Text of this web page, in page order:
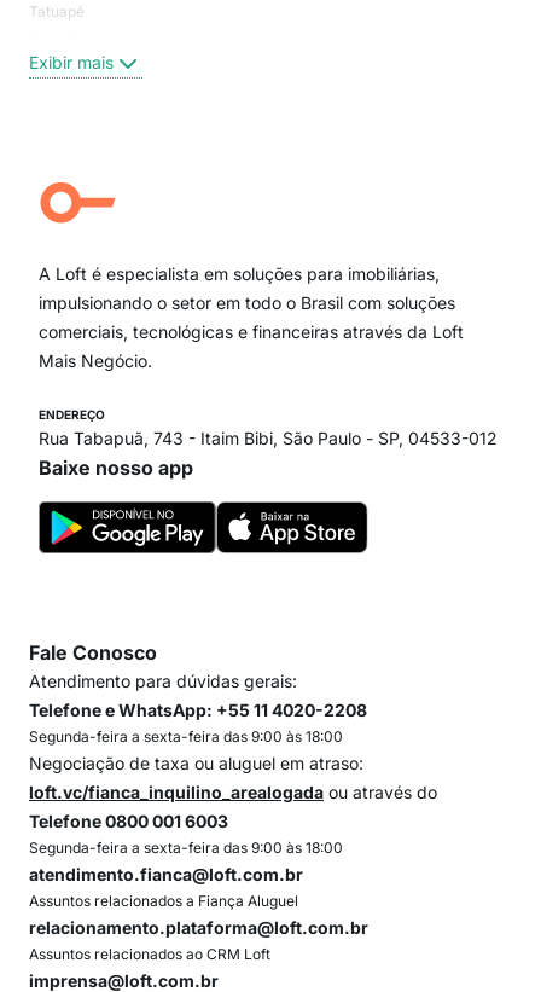
Tatuapé
Centro
Campo Belo
Ipiranga
Paraíso
Itaim Bibi
Exibir mais
A Loft é especialista em soluções para imobiliárias,
impulsionando o setor em todo o Brasil com soluções
comerciais, tecnológicas e financeiras através da Loft
Mais Negócio.
ENDEREÇO
Rua Tabapuã, 743 - Itaim Bibi, São Paulo - SP, 04533-012
Baixe nosso app
Fale Conosco
Atendimento para dúvidas gerais:
Telefone e WhatsApp: +55 11 4020-2208
Segunda-feira a sexta-feira das 9:00 às 18:00
Negociação de taxa ou aluguel em atraso:
loft.vc/fianca_inquilino_arealogada ou através do
Telefone 0800 001 6003
Segunda-feira a sexta-feira das 9:00 às 18:00
atendimento.fianca@loft.com.br
Assuntos relacionados a Fiança Aluguel
relacionamento.plataforma@loft.com.br
Assuntos relacionados ao CRM Loft
imprensa@loft.com.br